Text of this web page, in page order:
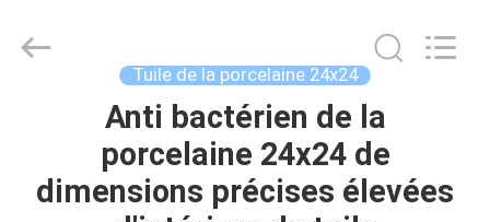
MAISON
CERAMICS
Tuile de la porcelaine 24x24
Anti bactérien de la
porcelaine 24x24 de
dimensions précises élevées